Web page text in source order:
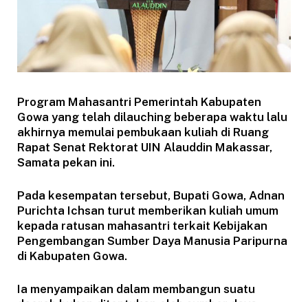
Program Mahasantri Pemerintah Kabupaten
Gowa yang telah dilauching beberapa waktu lalu
akhirnya memulai pembukaan kuliah di Ruang
Rapat Senat Rektorat UIN Alauddin Makassar,
Samata pekan ini.
Pada kesempatan tersebut, Bupati Gowa, Adnan
Purichta Ichsan turut memberikan kuliah umum
kepada ratusan mahasantri terkait Kebijakan
Pengembangan Sumber Daya Manusia Paripurna
di Kabupaten Gowa.
Ia menyampaikan dalam membangun suatu